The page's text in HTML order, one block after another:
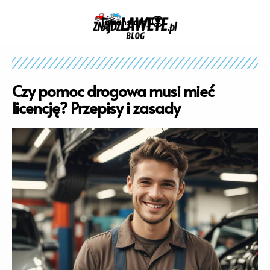
[gtranslate]
Czy pomoc drogowa musi mieć
licencję? Przepisy i zasady